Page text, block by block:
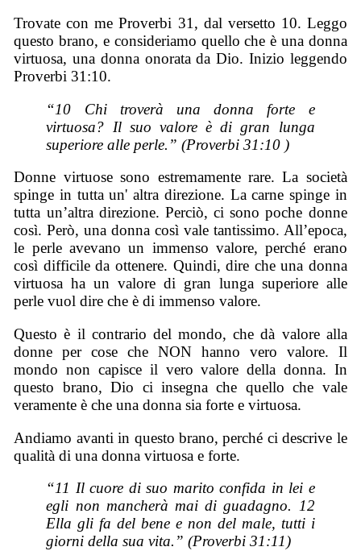
Trovate con me Proverbi 31, dal versetto 10. Leggo
questo brano, e consideriamo quello che è una donna
virtuosa, una donna onorata da Dio. Inizio leggendo
Proverbi 31:10.
“10 Chi troverà una donna forte e
virtuosa? Il suo valore è di gran lunga
superiore alle perle.” (Proverbi 31:10 )
Donne virtuose sono estremamente rare. La società
spinge in tutta un' altra direzione. La carne spinge in
tutta un’altra direzione. Perciò, ci sono poche donne
così. Però, una donna così vale tantissimo. All’epoca,
le perle avevano un immenso valore, perché erano
così difficile da ottenere. Quindi, dire che una donna
virtuosa ha un valore di gran lunga superiore alle
perle vuol dire che è di immenso valore.
Questo è il contrario del mondo, che dà valore alla
donne per cose che NON hanno vero valore. Il
mondo non capisce il vero valore della donna. In
questo brano, Dio ci insegna che quello che vale
veramente è che una donna sia forte e virtuosa.
Andiamo avanti in questo brano, perché ci descrive le
qualità di una donna virtuosa e forte.
“11 Il cuore di suo marito confida in lei e
egli non mancherà mai di guadagno. 12
Ella gli fa del bene e non del male, tutti i
giorni della sua vita.” (Proverbi 31:11)